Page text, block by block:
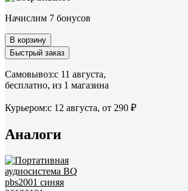
Начислим 7 бонусов
В корзину
Быстрый заказ
Самовывоз:c 11 августа,
бесплатно, из 1 магазина
Курьером:c 12 августа, от 290 ₽
Аналоги